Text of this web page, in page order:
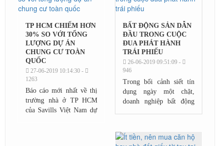
TP HCM CHIẾM HƠN
30% SO VỚI TỔNG
LƯỢNG DỰ ÁN
CHUNG CƯ TOÀN
QUỐC
27-06-2019 10:14:30 -
1263
Báo cáo mới nhất về thị
trường nhà ở TP HCM
của Savills Việt Nam dự
BẤT ĐỘNG SẢN DẪN
ĐẦU TRONG CUỘC
ĐUA PHÁT HÀNH
TRÁI PHIẾU
26-06-2019 09:51:09 -
946
Trong bối cảnh siết tín
dụng ngày một chặt,
doanh nghiệp bất động
nhất từ các công...